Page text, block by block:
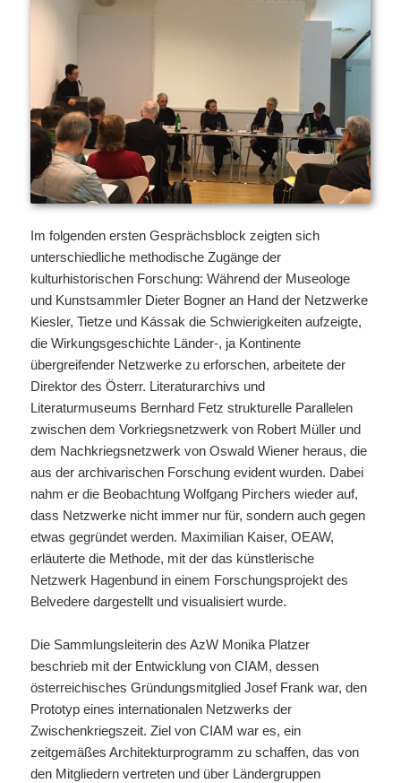
Im folgenden ersten Gesprächsblock zeigten sich
unterschiedliche methodische Zugänge der
kulturhistorischen Forschung: Während der Museologe
und Kunstsammler Dieter Bogner an Hand der Netzwerke
Kiesler, Tietze und Kássak die Schwierigkeiten aufzeigte,
die Wirkungsgeschichte Länder-, ja Kontinente
übergreifender Netzwerke zu erforschen, arbeitete der
Direktor des Österr. Literaturarchivs und
Literaturmuseums Bernhard Fetz strukturelle Parallelen
zwischen dem Vorkriegsnetzwerk von Robert Müller und
dem Nachkriegsnetzwerk von Oswald Wiener heraus, die
aus der archivarischen Forschung evident wurden. Dabei
nahm er die Beobachtung Wolfgang Pirchers wieder auf,
dass Netzwerke nicht immer nur für, sondern auch gegen
etwas gegründet werden. Maximilian Kaiser, OEAW,
erläuterte die Methode, mit der das künstlerische
Netzwerk Hagenbund in einem Forschungsprojekt des
Belvedere dargestellt und visualisiert wurde.
Die Sammlungsleiterin des AzW Monika Platzer
beschrieb mit der Entwicklung von CIAM, dessen
österreichisches Gründungsmitglied Josef Frank war, den
Prototyp eines internationalen Netzwerks der
Zwischenkriegszeit. Ziel von CIAM war es, ein
zeitgemäßes Architekturprogramm zu schaffen, das von
den Mitgliedern vertreten und über Ländergruppen